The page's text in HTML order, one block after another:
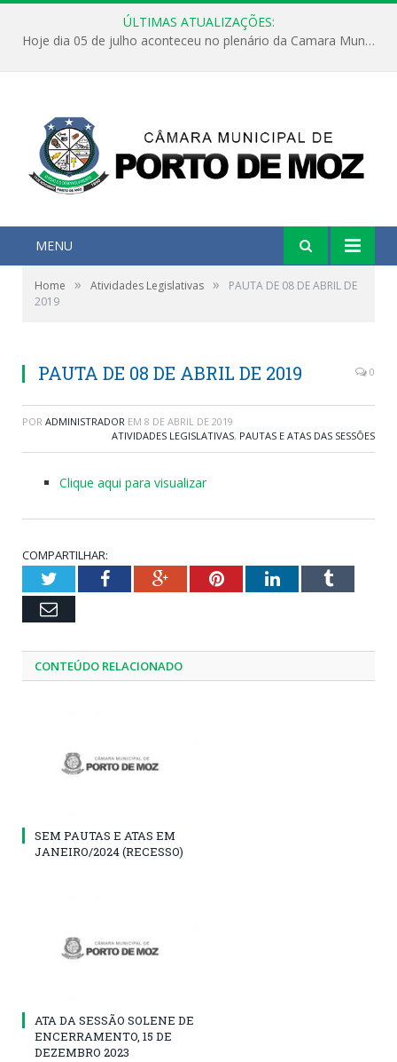
ÚLTIMAS ATUALIZAÇÕES:
Hoje dia 05 de julho aconteceu no plenário da Camara Municipal de Porto de Moz a Sessão Solene de Abertura dos Trabalhos Legislativos 2º Período da 23ª Legislatura
MENU
Home » Atividades Legislativas »
PAUTA DE 08 DE ABRIL DE
2019
PAUTA DE 08 DE ABRIL DE 2019 0
POR ADMINISTRADOR EM 8 DE ABRIL DE 2019
ATIVIDADES LEGISLATIVAS, PAUTAS E ATAS DAS SESSÕES
Clique aqui para visualizar
COMPARTILHAR:
TwitterFacebookGoogle+PinterestLinkedInTumblr
Email
CONTEÚDO RELACIONADO
SEM PAUTAS E ATAS EM
JANEIRO/2024 (RECESSO)
ATA DA SESSÃO SOLENE DE
ENCERRAMENTO, 15 DE
DEZEMBRO 2023